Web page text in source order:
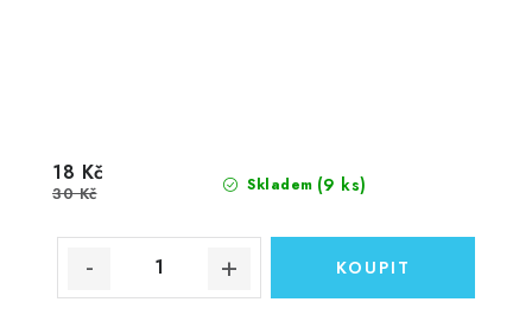
Skladem (9 ks)
18 Kč
30 Kč